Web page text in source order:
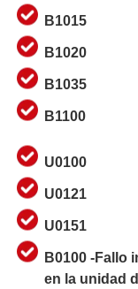
B1015
B1020
B1035
B1100
U0100
U0121
U0151
B0100 -Fallo
en la unidad